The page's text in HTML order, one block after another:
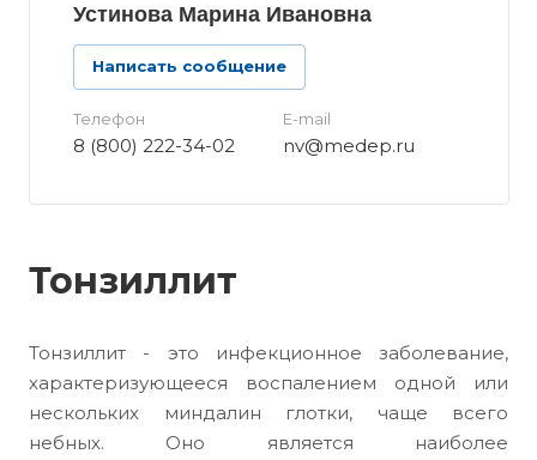
Устинова Марина Ивановна
Написать сообщение
Телефон
8 (800) 222-34-02
E-mail
nv@medep.ru
Тонзиллит
Тонзиллит - это инфекционное заболевание,
характеризующееся воспалением одной или
нескольких миндалин глотки, чаще всего
небных. Оно является наиболее